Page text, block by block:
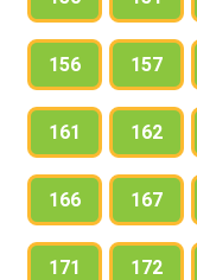
156 157
161 162
166 167
171 172